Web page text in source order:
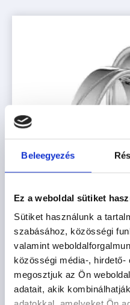
Beleegyezés
Ez a weboldal sütiket
Sütiket használunk a
szabásához, közösségi
valamint
közösségi média-,
megosztjuk az Ön
adatait, akik